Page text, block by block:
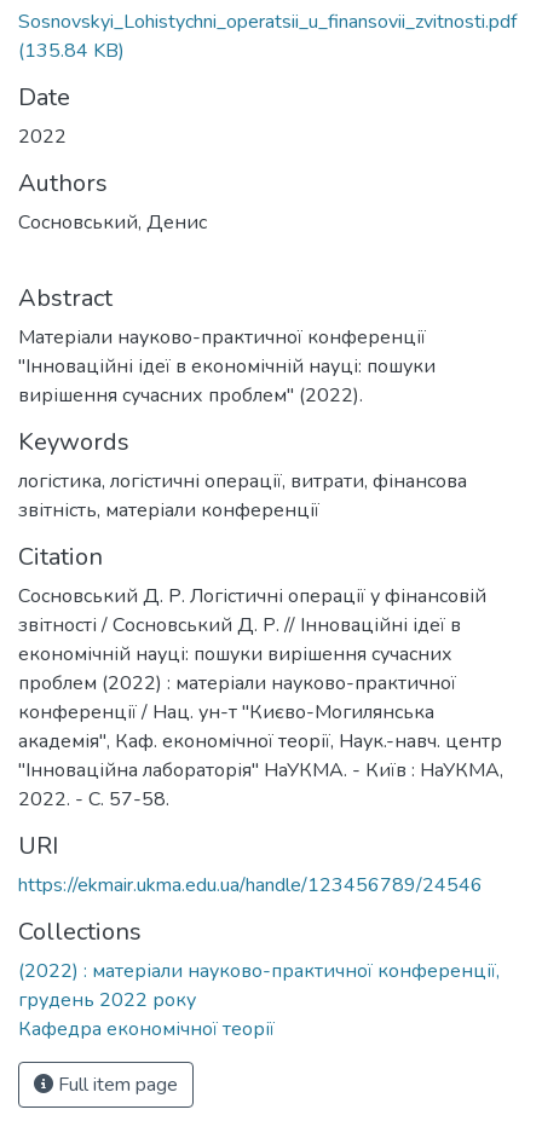
Sosnovskyi_Lohistychni_operatsii_u_finansovii_zvitnosti.pdf
(135.84 KB)
Date
2022
Authors
Сосновський, Денис
Abstract
Матеріали науково-практичної конференції
"Інноваційні ідеї в економічній науці: пошуки
вирішення сучасних проблем" (2022).
Keywords
логістика, логістичні операції, витрати, фінансова
звітність, матеріали конференції
Citation
Сосновський Д. Р. Логістичні операції у фінансовій
звітності / Сосновський Д. Р. // Інноваційні ідеї в
економічній науці: пошуки вирішення сучасних
проблем (2022) : матеріали науково-практичної
конференції / Нац. ун-т "Києво-Могилянська
академія", Каф. економічної теорії, Наук.-навч. центр
"Інноваційна лабораторія" НаУКМА. - Київ : НаУКМА,
2022. - С. 57-58.
URI
https://ekmair.ukma.edu.ua/handle/123456789/24546
Collections
(2022) : матеріали науково-практичної конференції,
грудень 2022 року
Кафедра економічної теорії
Full item page